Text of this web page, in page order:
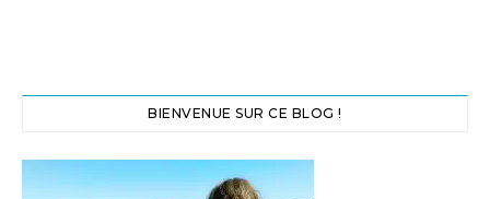
BIENVENUE SUR CE BLOG !